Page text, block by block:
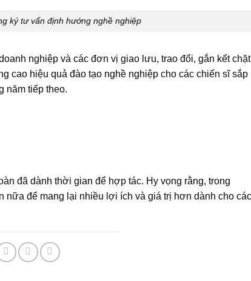
ký tư vấn định hướng nghề nghiệp
nghiệp và các đơn vị giao lưu, trao đổi, gắn kết chặt
cao hiệu quả đào tạo nghề nghiệp cho các chiến sĩ sắp
năm tiếp theo.
đã dành thời gian để hợp tác. Hy vọng rằng, trong
để mang lại nhiều lợi ích và giá trị hơn dành cho các